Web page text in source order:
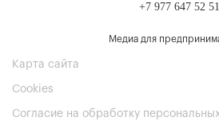
+7 977 647 52 51
Медиа для
Карта сайта
Cookies
Согласие на обработку